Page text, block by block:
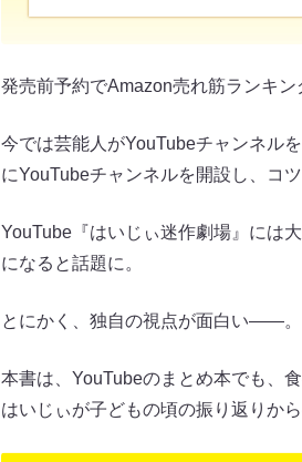
発売前予約でAmazon売れ筋ランキ
今では芸能人がYouTubeチャンネル
にYouTubeチャンネルを開設し、コ
YouTube『はいじぃ迷作劇場』には
になると話題に。
とにかく、独自の視点が面白い――。
本書は、YouTubeのまとめ本でも、
はいじぃが子どもの頃の振り返りか